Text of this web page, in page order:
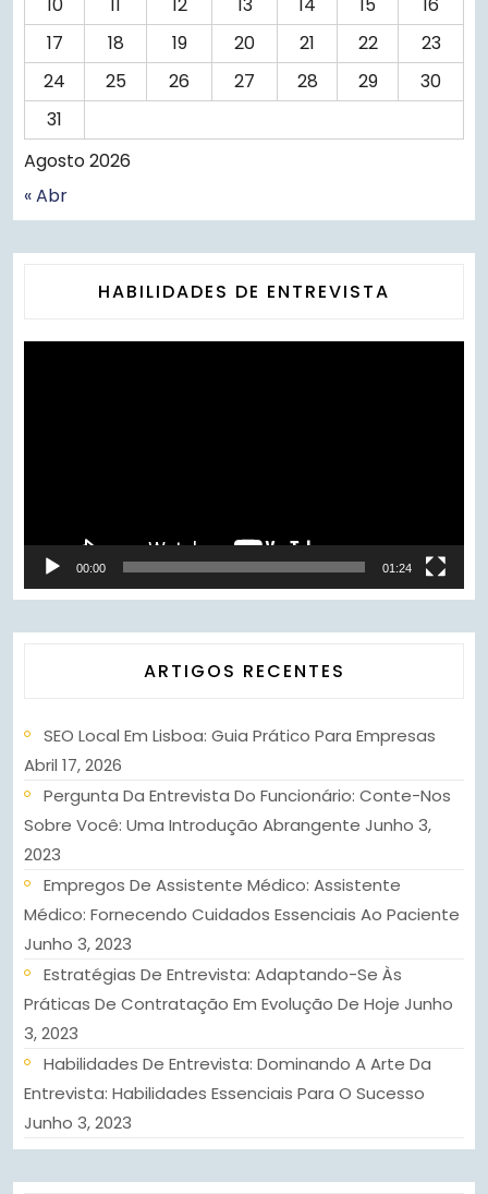
Agosto 2026
17
18 19 20 21 22
23
24
25 26 27 28 29
30
31
« Abr
HABILIDADES DE ENTREVISTA
00:00 01:24
ARTIGOS RECENTES
SEO Local Em Lisboa: Guia Prático Para Empresas
Abril 17, 2026
Pergunta Da Entrevista Do Funcionário: Conte-Nos
Sobre Você: Uma Introdução Abrangente Junho 3,
2023
Empregos De Assistente Médico: Assistente
Médico: Fornecendo Cuidados Essenciais Ao Paciente
Junho 3, 2023
Estratégias De Entrevista: Adaptando-Se Às
Práticas De Contratação Em Evolução De Hoje Junho
3, 2023
Habilidades De Entrevista: Dominando A Arte Da
Entrevista: Habilidades Essenciais Para O Sucesso
Junho 3, 2023